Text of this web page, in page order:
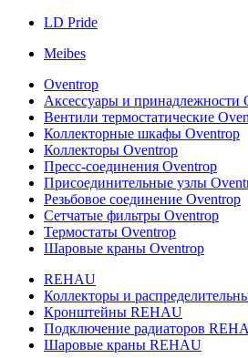
LD Pride
Meibes
Oventrop
Аксессуары и принадлежности
Вентили термостатические
Коллекторные шкафы Oventrop
Коллекторы Oventrop
Пресс-соединения Oventrop
Присоединительные узлы
Резьбовое соединение Oventrop
Сетчатые фильтры Oventrop
Термостаты Oventrop
Шаровые краны Oventrop
REHAU
Коллекторы и
Кронштейны REHAU
Подключение радиаторов
Шаровые краны REHAU